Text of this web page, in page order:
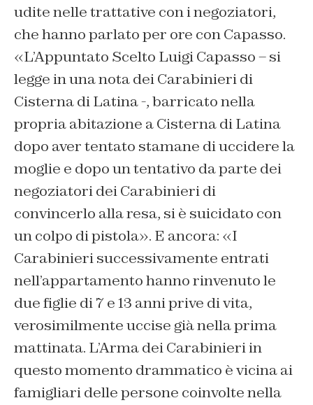
udite nelle trattative con i negoziatori,
che hanno parlato per ore con Capasso.
«L’Appuntato Scelto Luigi Capasso – si
legge in una nota dei Carabinieri di
Cisterna di Latina -, barricato nella
propria abitazione a Cisterna di Latina
dopo aver tentato stamane di uccidere la
moglie e dopo un tentativo da parte dei
negoziatori dei Carabinieri di
convincerlo alla resa, si è suicidato con
un colpo di pistola». E ancora: «I
Carabinieri successivamente entrati
nell’appartamento hanno rinvenuto le
due figlie di 7 e 13 anni prive di vita,
verosimilmente uccise già nella prima
mattinata. L’Arma dei Carabinieri in
questo momento drammatico è vicina ai
famigliari delle persone coinvolte nella